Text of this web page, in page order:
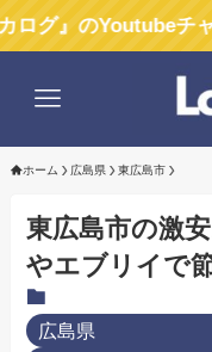
チャンネルが
ホーム 広島県 東広島市
東広島市の激
やエブリイで
広島県